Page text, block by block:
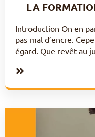
LA
Introduction On en
pas mal d’encre.
égard. Que revêt au